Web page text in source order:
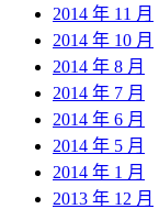
2014 年 11 月
2014 年 10 月
2014 年 8 月
2014 年 7 月
2014 年 6 月
2014 年 5 月
2014 年 1 月
2013 年 12 月